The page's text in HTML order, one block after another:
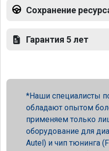
Сохранение
Гарантия 5 лет
Наши специалисты
обладают опытом
применяем только
оборудование для
Autel) и чип тюнинга